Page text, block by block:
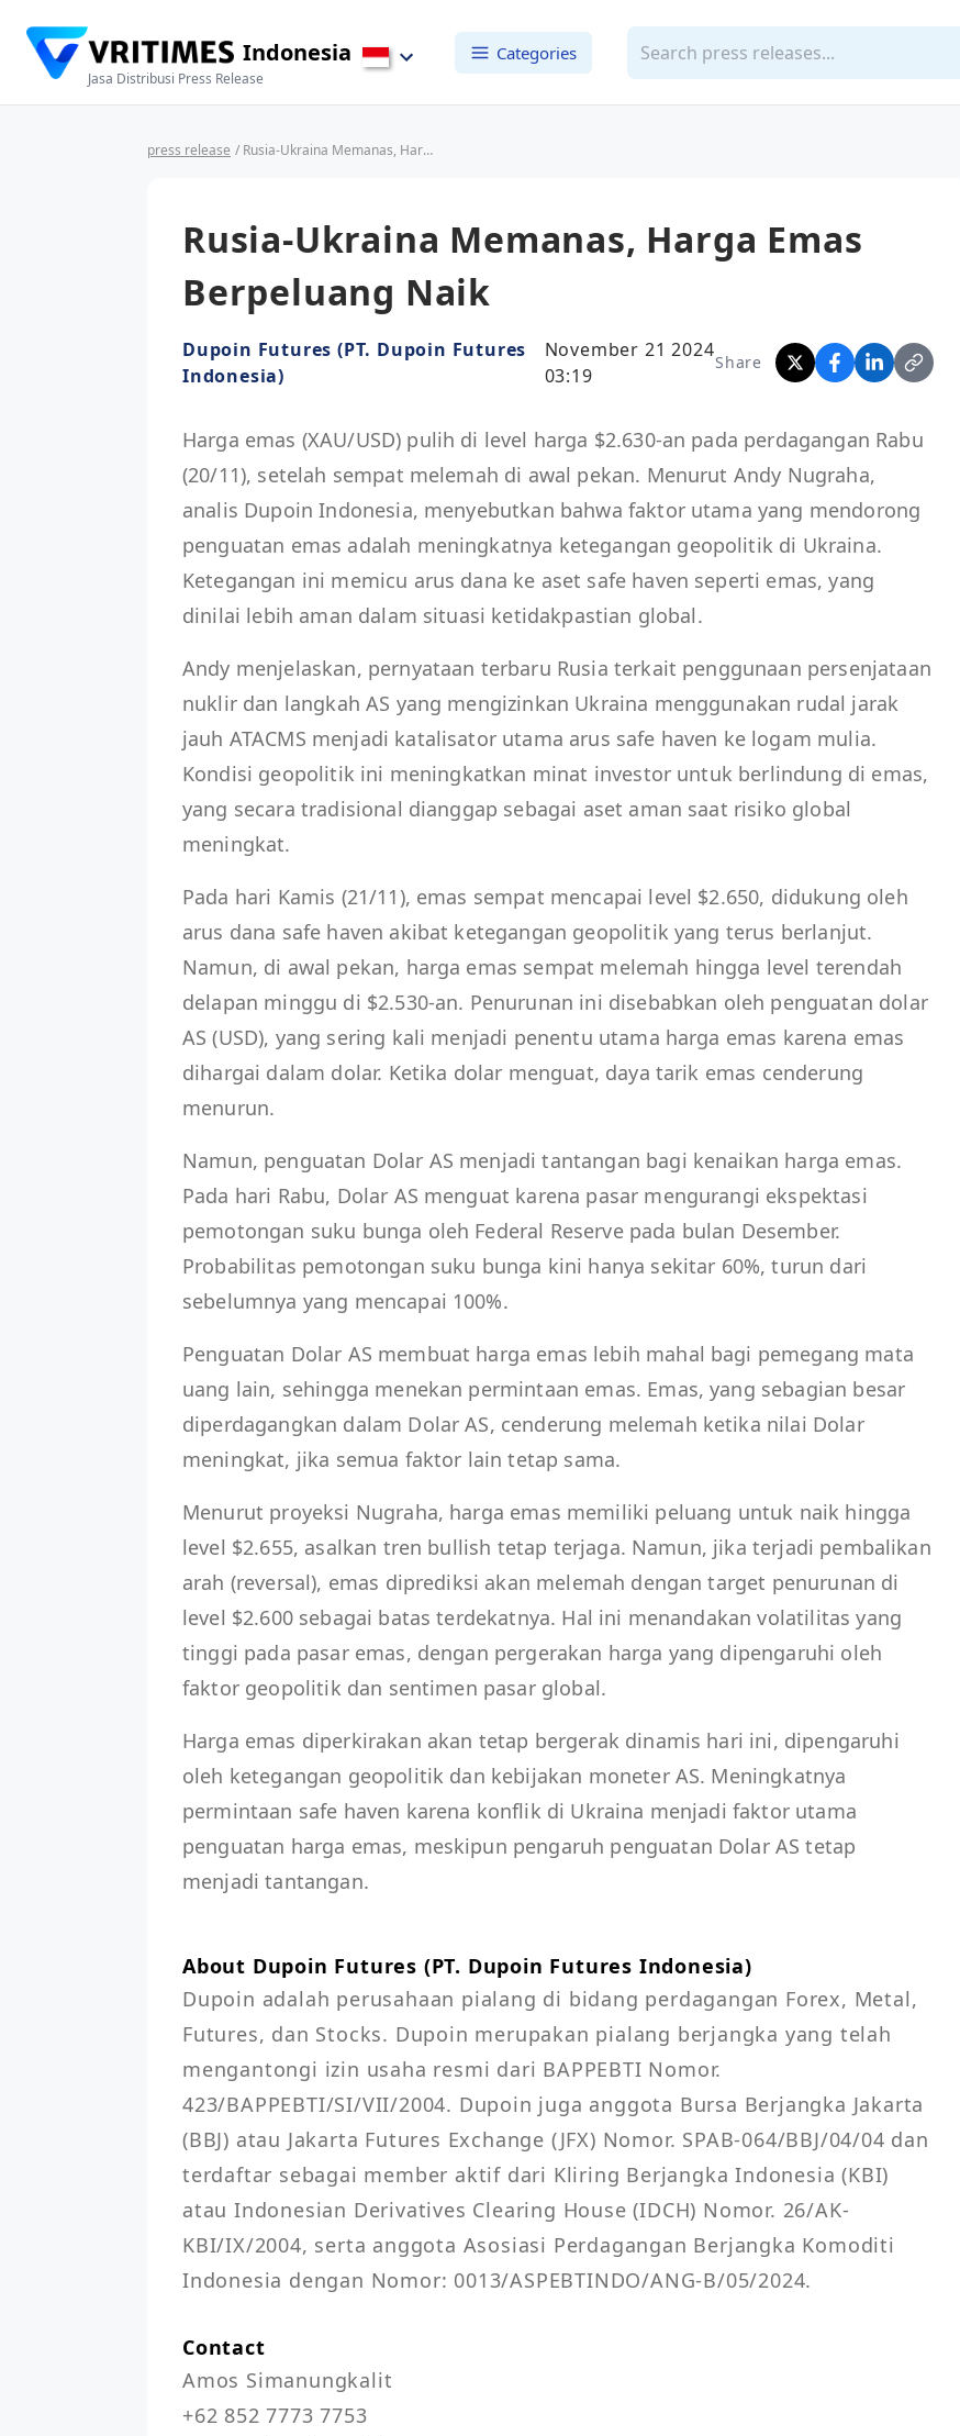
Indonesia
Jasa Distribusi Press Release
Categories
press release / Rusia-Ukraina Memanas, Harga Emas Berpeluang Naik
Rusia-Ukraina Memanas, Harga Emas
Berpeluang Naik
Dupoin Futures (PT. Dupoin Futures
Indonesia)
November 21 2024
03:19
Share
Harga emas (XAU/USD) pulih di level harga $2.630-an pada perdagangan Rabu
(20/11), setelah sempat melemah di awal pekan. Menurut Andy Nugraha,
analis Dupoin Indonesia, menyebutkan bahwa faktor utama yang mendorong
penguatan emas adalah meningkatnya ketegangan geopolitik di Ukraina.
Ketegangan ini memicu arus dana ke aset safe haven seperti emas, yang
dinilai lebih aman dalam situasi ketidakpastian global.
Andy menjelaskan, pernyataan terbaru Rusia terkait penggunaan persenjataan
nuklir dan langkah AS yang mengizinkan Ukraina menggunakan rudal jarak
jauh ATACMS menjadi katalisator utama arus safe haven ke logam mulia.
Kondisi geopolitik ini meningkatkan minat investor untuk berlindung di emas,
yang secara tradisional dianggap sebagai aset aman saat risiko global
meningkat.
Pada hari Kamis (21/11), emas sempat mencapai level $2.650, didukung oleh
arus dana safe haven akibat ketegangan geopolitik yang terus berlanjut.
Namun, di awal pekan, harga emas sempat melemah hingga level terendah
delapan minggu di $2.530-an. Penurunan ini disebabkan oleh penguatan dolar
AS (USD), yang sering kali menjadi penentu utama harga emas karena emas
dihargai dalam dolar. Ketika dolar menguat, daya tarik emas cenderung
menurun.
Namun, penguatan Dolar AS menjadi tantangan bagi kenaikan harga emas.
Pada hari Rabu, Dolar AS menguat karena pasar mengurangi ekspektasi
pemotongan suku bunga oleh Federal Reserve pada bulan Desember.
Probabilitas pemotongan suku bunga kini hanya sekitar 60%, turun dari
sebelumnya yang mencapai 100%.
Penguatan Dolar AS membuat harga emas lebih mahal bagi pemegang mata
uang lain, sehingga menekan permintaan emas. Emas, yang sebagian besar
diperdagangkan dalam Dolar AS, cenderung melemah ketika nilai Dolar
meningkat, jika semua faktor lain tetap sama.
Menurut proyeksi Nugraha, harga emas memiliki peluang untuk naik hingga
level $2.655, asalkan tren bullish tetap terjaga. Namun, jika terjadi pembalikan
arah (reversal), emas diprediksi akan melemah dengan target penurunan di
level $2.600 sebagai batas terdekatnya. Hal ini menandakan volatilitas yang
tinggi pada pasar emas, dengan pergerakan harga yang dipengaruhi oleh
faktor geopolitik dan sentimen pasar global.
Harga emas diperkirakan akan tetap bergerak dinamis hari ini, dipengaruhi
oleh ketegangan geopolitik dan kebijakan moneter AS. Meningkatnya
permintaan safe haven karena konflik di Ukraina menjadi faktor utama
penguatan harga emas, meskipun pengaruh penguatan Dolar AS tetap
menjadi tantangan.
About Dupoin Futures (PT. Dupoin Futures Indonesia)
Dupoin adalah perusahaan pialang di bidang perdagangan Forex, Metal,
Futures, dan Stocks. Dupoin merupakan pialang berjangka yang telah
mengantongi izin usaha resmi dari BAPPEBTI Nomor.
423/BAPPEBTI/SI/VII/2004. Dupoin juga anggota Bursa Berjangka Jakarta
(BBJ) atau Jakarta Futures Exchange (JFX) Nomor. SPAB-064/BBJ/04/04 dan
terdaftar sebagai member aktif dari Kliring Berjangka Indonesia (KBI)
atau Indonesian Derivatives Clearing House (IDCH) Nomor. 26/AK-
KBI/IX/2004, serta anggota Asosiasi Perdagangan Berjangka Komoditi
Indonesia dengan Nomor: 0013/ASPEBTINDO/ANG-B/05/2024.
Contact
Amos Simanungkalit
+62 852 7773 7753